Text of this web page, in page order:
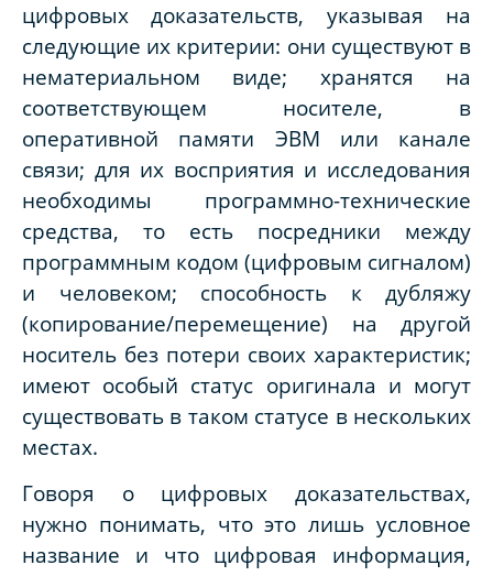
цифровых доказательств, указывая на
следующие их критерии: они существуют в
нематериальном виде; хранятся на
соответствующем носителе, в
оперативной памяти ЭВМ или канале
связи; для их восприятия и исследования
необходимы программно-технические
средства, то есть посредники между
программным кодом (цифровым сигналом)
и человеком; способность к дубляжу
(копирование/перемещение) на другой
носитель без потери своих характеристик;
имеют особый статус оригинала и могут
существовать в таком статусе в нескольких
местах.
Говоря о цифровых доказательствах,
нужно понимать, что это лишь условное
название и что цифровая информация,